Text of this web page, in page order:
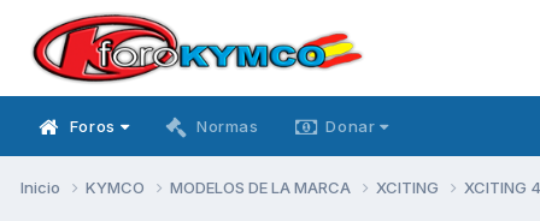
Foros Normas Donar
Inicio KYMCO MODELOS DE LA MARCA XCITING XCITING